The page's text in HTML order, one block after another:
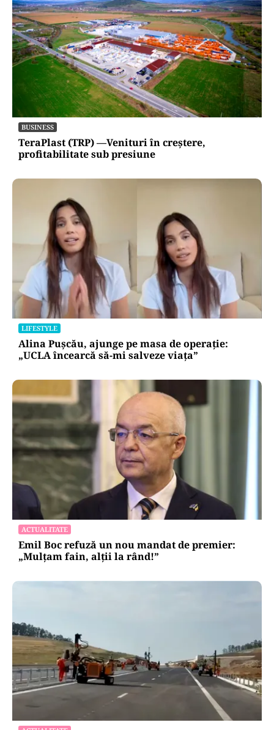
BUSINESS
TeraPlast (TRP) —Venituri în creștere,
profitabilitate sub presiune
LIFESTYLE
Alina Pușcău, ajunge pe masa de operație:
„UCLA încearcă să-mi salveze viața”
ACTUALITATE
Emil Boc refuză un nou mandat de premier:
„Mulțam fain, alții la rând!”